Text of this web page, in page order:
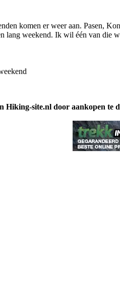
komen er weer aan. Pasen,
lang weekend. Ik wil één van die
Hiking-site.nl door aankopen te